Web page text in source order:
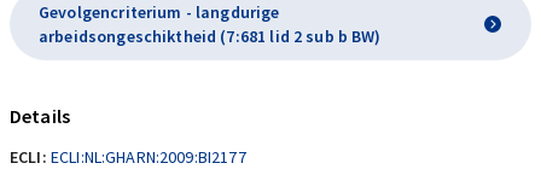
Gevolgencriterium - langdurige
arbeidsongeschiktheid (7:681 lid 2 sub b BW)
Details
ECLI: ECLI:NL:GHARN:2009:BI2177